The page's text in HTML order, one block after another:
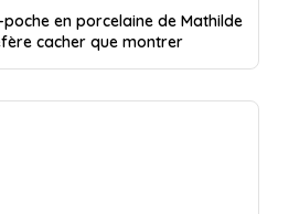
en porcelaine de Mathilde
cacher que montrer